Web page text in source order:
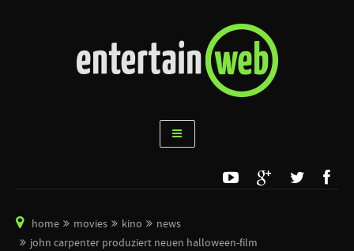
home movies kino
news
john carpenter produziert neuen halloween-film